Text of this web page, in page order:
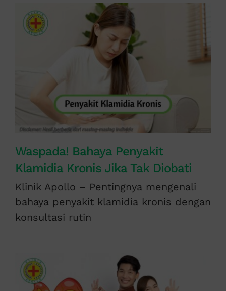
Waspada! Bahaya Penyakit
Klamidia Kronis Jika Tak Diobati
Klinik Apollo – Pentingnya mengenali
bahaya penyakit klamidia kronis dengan
konsultasi rutin